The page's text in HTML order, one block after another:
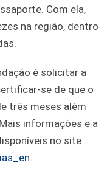
Com ela,
na região, dentro
é solicitar a
se de que o
três meses além
informações e a
no site
.